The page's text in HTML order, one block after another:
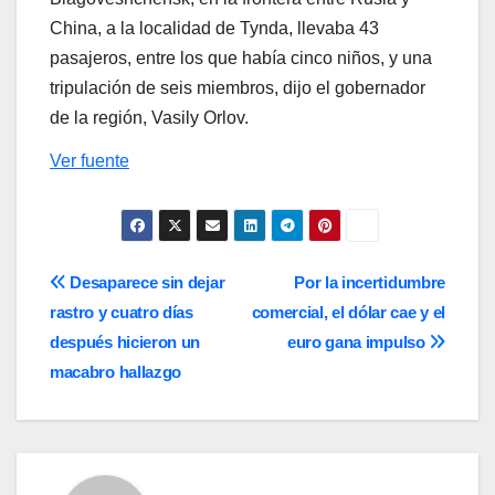
China, a la localidad de Tynda, llevaba 43
pasajeros, entre los que había cinco niños, y una
tripulación de seis miembros, dijo el gobernador
de la región, Vasily Orlov.
Ver fuente
Navegación
de
entradas
Por la incertidumbre
comercial, el dólar cae y el
euro gana impulso
Desaparece sin dejar
rastro y cuatro días
después hicieron un
macabro hallazgo